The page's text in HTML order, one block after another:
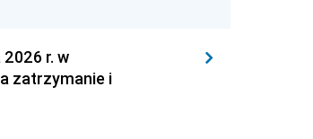
2026 r. w
zatrzymanie i